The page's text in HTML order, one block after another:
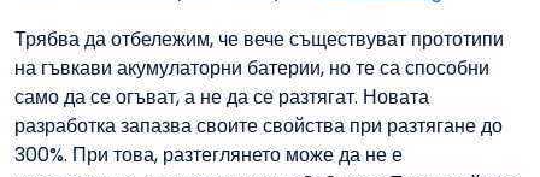
Трябва да отбележим, че вече съществуват прототипи
на гъвкави акумулаторни батерии, но те са способни
само да се огъват, а не да се разтягат. Новата
разработка запазва своите свойства при разтягане до
300%. При това, разтеглянето може да не е